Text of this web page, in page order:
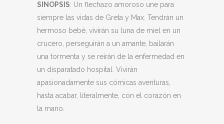
SINOPSIS: Un flechazo amoroso une para
siempre las vidas de Greta y Max. Tendrán un
hermoso bebé, vivirán su luna de miel en un
crucero, perseguirán a un amante, bailarán
una tormenta y se reirán de la enfermedad en
un disparatado hospital. Vivirán
apasionadamente sus cómicas aventuras,
hasta acabar, literalmente, con el corazón en
la mano.